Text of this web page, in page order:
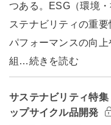
つある。ESG（環境
ステナビリティの重
パフォーマンスの向上
組…続きを読む
サステナビリティ特
ップサイクル品開発